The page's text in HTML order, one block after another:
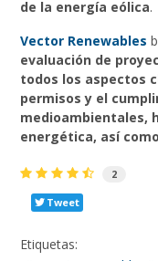
de la energía eólica.
Vector Renewables
evaluación de
todos los aspectos
permisos y el
medioambientales,
energética, así
2
Tweet
Etiquetas: